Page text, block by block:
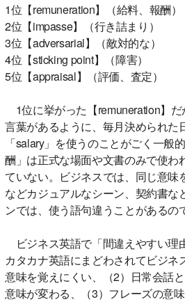
1位【remuneration】（給料、報酬）
2位【impasse】（行き詰まり）
3位【adversarial】（敵対的な）
4位【sticking point】（障害）
5位【appraisal】（評価、査定）
1位に挙がった【remuneration】
言葉があるように、毎月決められた
「salary」を使うのことがごく一般
酬」は正式な場面や文書のみで使わ
ていない。ビジネスでは、同じ意味
などカジュアルなシーン、契約書な
ンでは、使う語句違うことがあるの
ビジネス英語で「間違えやすい理
カタカナ英語にまどわされてビジネ
意味を覚えにくい、（2）日常会話
意味が変わる、（3）フレーズの意